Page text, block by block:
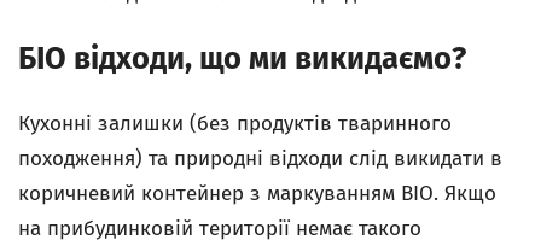
БІО відходи, що ми викидаємо?
Кухонні залишки (без продуктів тваринного
походження) та природні відходи слід викидати в
коричневий контейнер з маркуванням BIO. Якщо
на прибудинковій території немає такого